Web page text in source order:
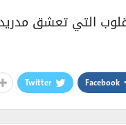
التي تعشق
Facebook
Twitter